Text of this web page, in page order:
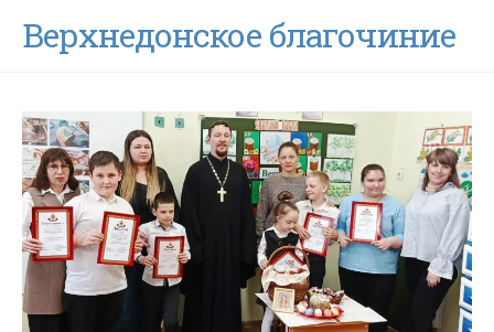
Верхнедонское благочиние